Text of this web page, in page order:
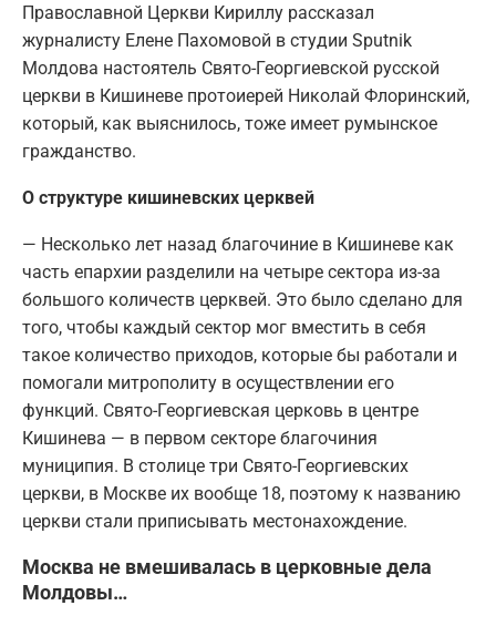
Православной Церкви Кириллу рассказал
журналисту Елене Пахомовой в студии Sputnik
Молдова настоятель Свято-Георгиевской русской
церкви в Кишиневе протоиерей Николай Флоринский,
который, как выяснилось, тоже имеет румынское
гражданство.
О структуре кишиневских церквей
— Несколько лет назад благочиние в Кишиневе как
часть епархии разделили на четыре сектора из-за
большого количеств церквей. Это было сделано для
того, чтобы каждый сектор мог вместить в себя
такое количество приходов, которые бы работали и
помогали митрополиту в осуществлении его
функций. Свято-Георгиевская церковь в центре
Кишинева — в первом секторе благочиния
муниципия. В столице три Свято-Георгиевских
церкви, в Москве их вообще 18, поэтому к названию
церкви стали приписывать местонахождение.
Москва не вмешивалась в церковные дела
Молдовы…